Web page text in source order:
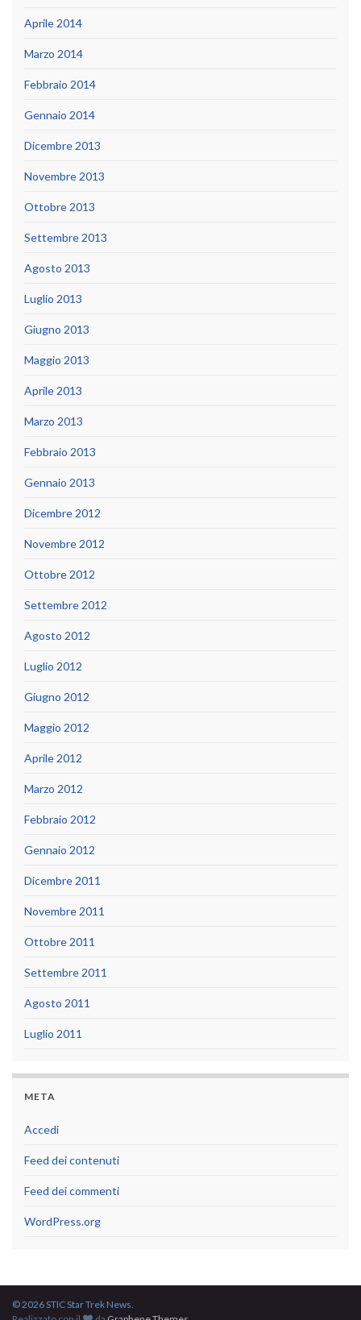
Aprile 2014
Marzo 2014
Febbraio 2014
Gennaio 2014
Dicembre 2013
Novembre 2013
Ottobre 2013
Settembre 2013
Agosto 2013
Luglio 2013
Giugno 2013
Maggio 2013
Aprile 2013
Marzo 2013
Febbraio 2013
Gennaio 2013
Dicembre 2012
Novembre 2012
Ottobre 2012
Settembre 2012
Agosto 2012
Luglio 2012
Giugno 2012
Maggio 2012
Aprile 2012
Marzo 2012
Febbraio 2012
Gennaio 2012
Dicembre 2011
Novembre 2011
Ottobre 2011
Settembre 2011
Agosto 2011
Luglio 2011
META
Accedi
Feed dei contenuti
Feed dei commenti
WordPress.org
© 2026 STIC Star Trek News.